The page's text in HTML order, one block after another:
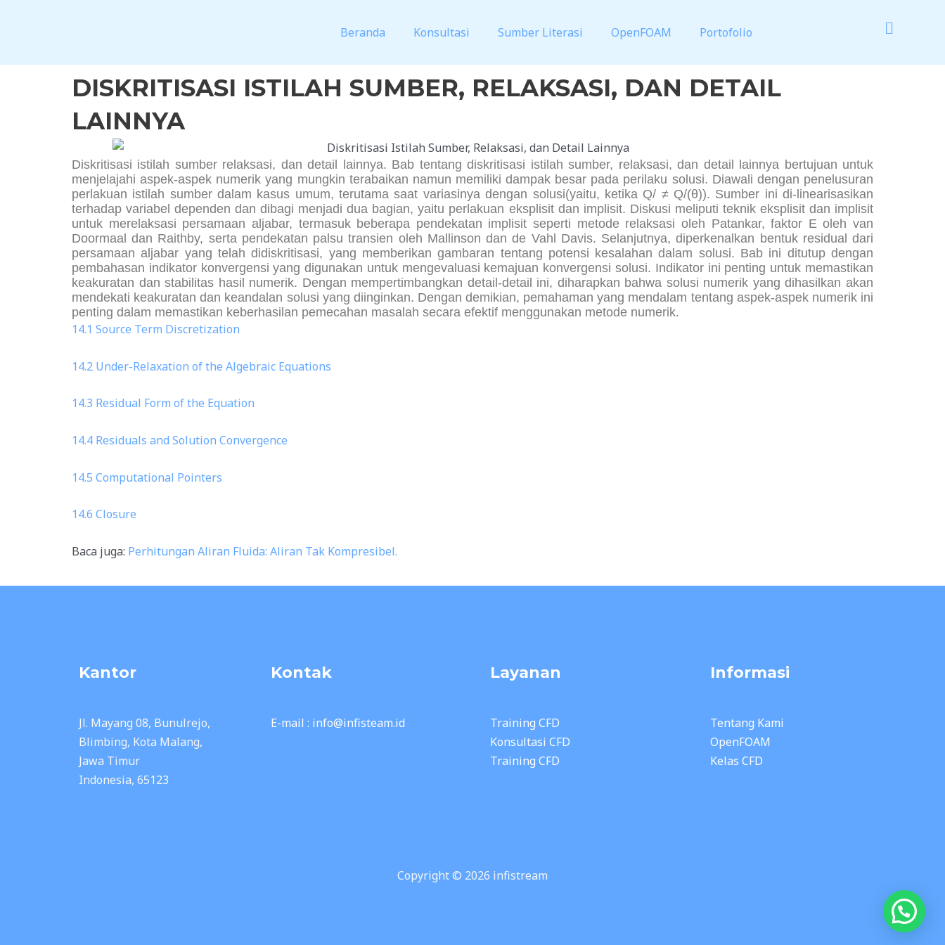
Beranda Konsultasi Sumber Literasi OpenFOAM Portofolio
DISKRITISASI ISTILAH SUMBER, RELAKSASI, DAN DETAIL
LAINNYA
Diskritisasi istilah sumber relaksasi, dan detail lainnya. Bab tentang diskritisasi istilah sumber, relaksasi, dan detail lainnya bertujuan untuk
menjelajahi aspek-aspek numerik yang mungkin terabaikan namun memiliki dampak besar pada perilaku solusi. Diawali dengan penelusuran
perlakuan istilah sumber dalam kasus umum, terutama saat variasinya dengan solusi(yaitu, ketika Q/ ≠ Q/(θ)). Sumber ini di-linearisasikan
terhadap variabel dependen dan dibagi menjadi dua bagian, yaitu perlakuan eksplisit dan implisit. Diskusi meliputi teknik eksplisit dan implisit
untuk merelaksasi persamaan aljabar, termasuk beberapa pendekatan implisit seperti metode relaksasi oleh Patankar, faktor E oleh van
Doormaal dan Raithby, serta pendekatan palsu transien oleh Mallinson dan de Vahl Davis. Selanjutnya, diperkenalkan bentuk residual dari
persamaan aljabar yang telah didiskritisasi, yang memberikan gambaran tentang potensi kesalahan dalam solusi. Bab ini ditutup dengan
pembahasan indikator konvergensi yang digunakan untuk mengevaluasi kemajuan konvergensi solusi. Indikator ini penting untuk memastikan
keakuratan dan stabilitas hasil numerik. Dengan mempertimbangkan detail-detail ini, diharapkan bahwa solusi numerik yang dihasilkan akan
mendekati keakuratan dan keandalan solusi yang diinginkan. Dengan demikian, pemahaman yang mendalam tentang aspek-aspek numerik ini
penting dalam memastikan keberhasilan pemecahan masalah secara efektif menggunakan metode numerik.
14.1 Source Term Discretization
14.2 Under-Relaxation of the Algebraic Equations
14.3 Residual Form of the Equation
14.4 Residuals and Solution Convergence
14.5 Computational Pointers
14.6 Closure
Baca juga: Perhitungan Aliran Fluida: Aliran Tak Kompresibel.
Kantor
Jl. Mayang 08, Bunulrejo,
Blimbing, Kota Malang,
Jawa Timur
Indonesia, 65123
Kontak
E-mail : info@infisteam.id
Layanan
Training CFD
Konsultasi CFD
Training CFD
Informasi
Tentang Kami
OpenFOAM
Kelas CFD
Copyright © 2026 infistream